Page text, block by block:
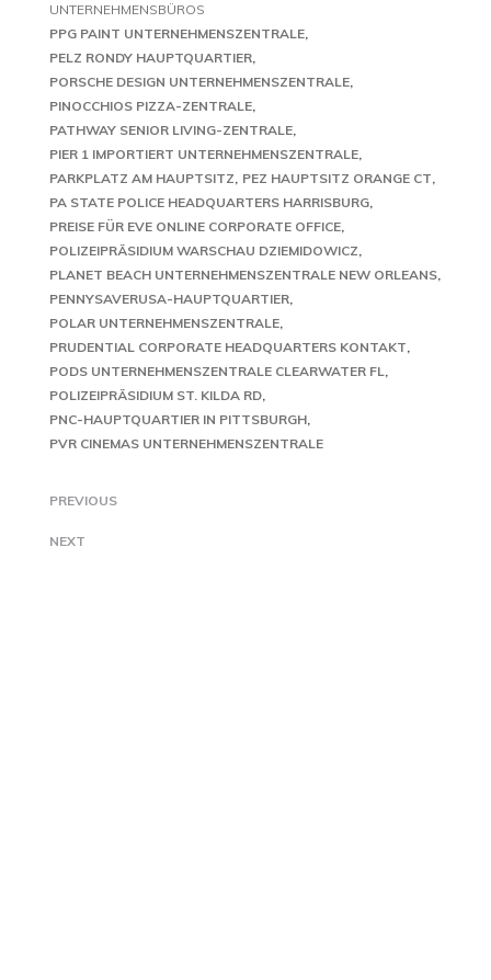
UNTERNEHMENSBÜROS
PPG PAINT UNTERNEHMENSZENTRALE
PELZ RONDY HAUPTQUARTIER
PORSCHE DESIGN UNTERNEHMENSZENTRALE
PINOCCHIOS PIZZA-ZENTRALE
PATHWAY SENIOR LIVING-ZENTRALE
PIER 1 IMPORTIERT UNTERNEHMENSZENTRALE
PARKPLATZ AM HAUPTSITZ PEZ HAUPTSITZ ORANGE CT
PA STATE POLICE HEADQUARTERS HARRISBURG
PREISE FÜR EVE ONLINE CORPORATE OFFICE
POLIZEIPRÄSIDIUM WARSCHAU DZIEMIDOWICZ
PLANET BEACH UNTERNEHMENSZENTRALE NEW ORLEANS
PENNYSAVERUSA-HAUPTQUARTIER
POLAR UNTERNEHMENSZENTRALE
PRUDENTIAL CORPORATE HEADQUARTERS KONTAKT
PODS UNTERNEHMENSZENTRALE CLEARWATER FL
POLIZEIPRÄSIDIUM ST. KILDA RD
PNC-HAUPTQUARTIER IN PITTSBURGH
PVR CINEMAS UNTERNEHMENSZENTRALE
PREVIOUS
NEXT